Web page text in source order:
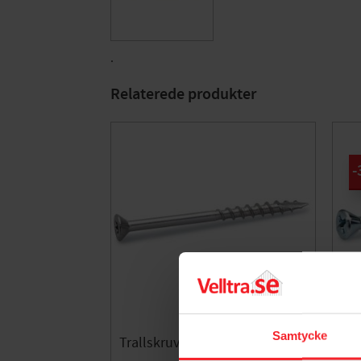
Samtycke
.
Relaterede produkter
Trallskruv Rostfri A2 4,2x35mm